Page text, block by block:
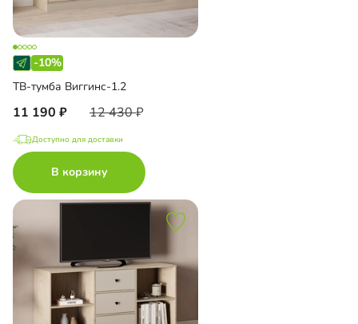
-10%
ТВ-тумба Виггинс-1.2
11 190 12 430
Доступно для доставки
В корзину